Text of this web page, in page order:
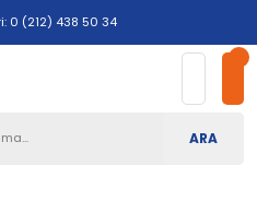
0 (212) 438 50 34
ARA